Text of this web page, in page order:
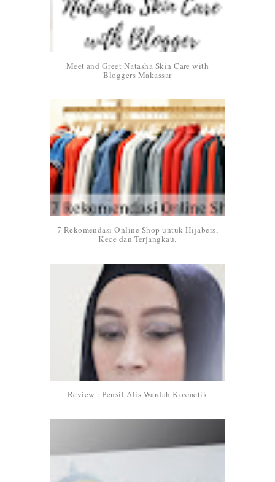
Meet and Greet Natasha Skin Care with
Bloggers Makassar
7 Rekomendasi Online Shop untuk Hijabers,
Kece dan Terjangkau.
Review : Pensil Alis Wardah Kosmetik